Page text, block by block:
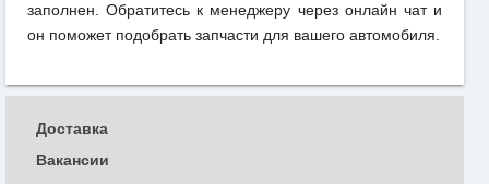
заполнен. Обратитесь к менеджеру через онлайн чат и
он поможет подобрать запчасти для вашего автомобиля.
Доставка
Вакансии